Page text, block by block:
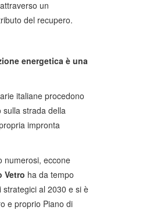
un
del recupero.
energetica è una
italiane procedono
strada della
impronta
numerosi, eccone
Vetro ha da tempo
strategici al 2030 e si è
e proprio Piano di